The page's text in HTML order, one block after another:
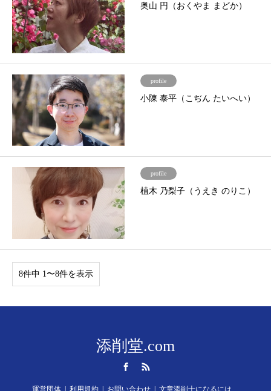
奥山 円（おくやま まどか）
profile
小陳 泰平（こぢん たいへい）
profile
植木 乃梨子（うえき のりこ）
8件中 1〜8件を表示
添削堂.com
運営団体 利用規約 お問い合わせ 文章添削士になるには